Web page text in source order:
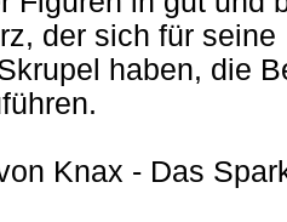
der sich für
haben, die